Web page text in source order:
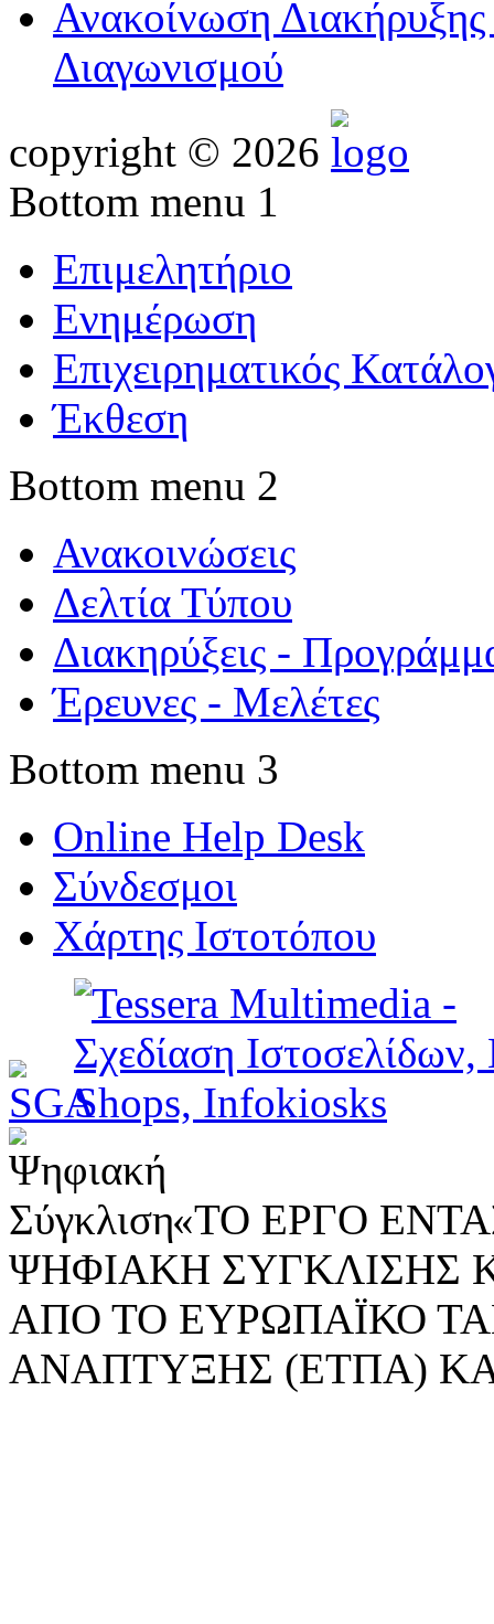
Ανακοίνωση
Διαγωνισμού
copyright © 2026
Bottom menu 1
Επιμελητήριο
Ενημέρωση
Επιχειρηματικός
Έκθεση
Bottom menu 2
Ανακοινώσεις
Δελτία Τύπου
Διακηρύξεις -
Έρευνες - Μελέτες
Bottom menu 3
Online Help Desk
Σύνδεσμοι
Χάρτης Ιστοτόπου
«ΤΟ ΕΡΓΟ
ΨΗΦΙΑΚΗ ΣΥΓΚΛΙΣΗΣ
ΑΠΟ ΤΟ ΕΥΡΩΠΑΪΚΟ
ΑΝΑΠΤΥΞΗΣ (ΕΤΠΑ)